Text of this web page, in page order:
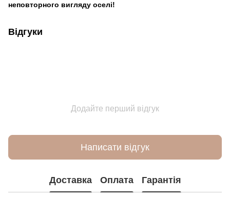
неповторного вигляду оселі!
Відгуки
Додайте перший відгук
Написати відгук
Доставка Оплата Гарантія